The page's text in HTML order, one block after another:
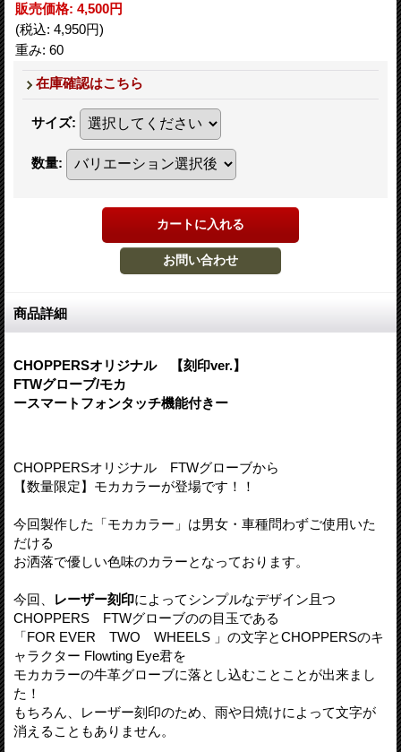
販売価格: 4,500円
(税込: 4,950円)
重み: 60
在庫確認はこちら
サイズ:
数量:
商品詳細
CHOPPERSオリジナル 【刻印ver.】
FTWグローブ/モカ
ースマートフォンタッチ機能付きー
CHOPPERSオリジナル FTWグローブから
【数量限定】モカカラーが登場です！！
今回製作した「モカカラー」は男女・車種問わずご使用いた
だける
お洒落で優しい色味のカラーとなっております。
今回、 レーザー刻印によってシンプルなデザイン且つ
CHOPPERS FTWグローブのの目玉である
「FOR EVER TWO WHEELS 」の文字とCHOPPERSのキ
ャラクター Flowting Eye君を
モカカラーの牛革グローブに落とし込むことことが出来まし
た！
もちろん、レーザー刻印のため、雨や日焼けによって文字が
消えることもありません。